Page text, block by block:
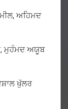
ਅਹਿਮਦ
ਮੁਹੰਮਦ ਅਯੂਬ
ਖੁੱਲਰ